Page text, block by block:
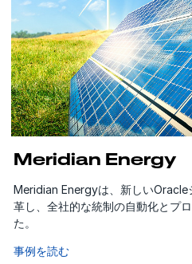
Meridian Energy
Meridian Energyは、新しいOracle
革し、全社的な統制の自動化とプ
た。
事例を読む